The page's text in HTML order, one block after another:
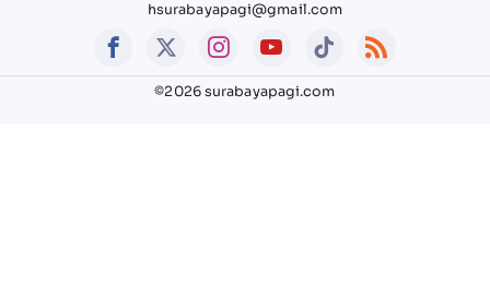
hsurabayapagi@gmail.com
©2026 surabayapagi.com